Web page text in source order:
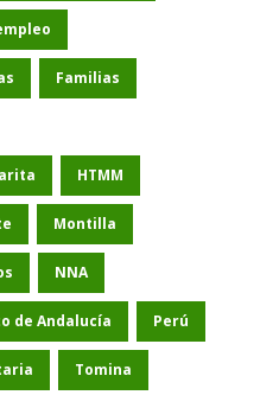
Familias
HTMM
Montilla
NNA
de Andalucía Perú
Tomina